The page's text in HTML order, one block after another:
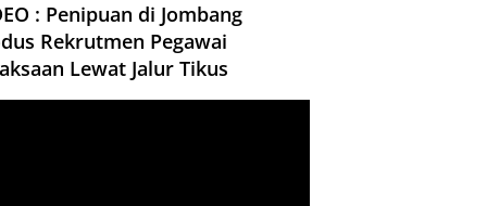
: Penipuan di Jombang
Rekrutmen Pegawai
Lewat Jalur Tikus